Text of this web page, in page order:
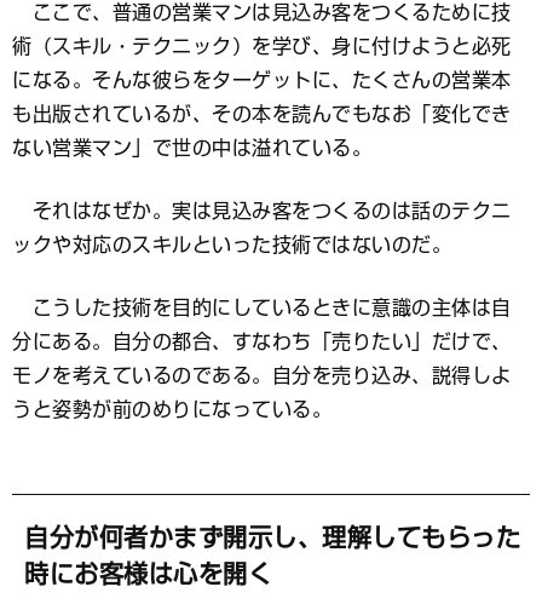
ここで、普通の営業マンは見込み客をつくるために技
術（スキル・テクニック）を学び、身に付けようと必死
になる。そんな彼らをターゲットに、たくさんの営業本
も出版されているが、その本を読んでもなお「変化でき
ない営業マン」で世の中は溢れている。
それはなぜか。実は見込み客をつくるのは話のテクニ
ックや対応のスキルといった技術ではないのだ。
こうした技術を目的にしているときに意識の主体は自
分にある。自分の都合、すなわち「売りたい」だけで、
モノを考えているのである。自分を売り込み、説得しよ
うと姿勢が前のめりになっている。
自分が何者かまず開示し、理解してもらった
時にお客様は心を開く